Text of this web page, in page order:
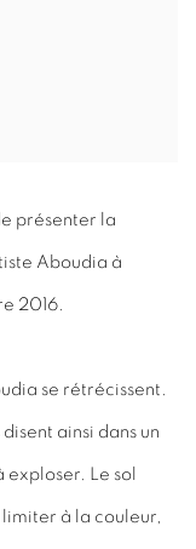
présenter la
Aboudia à
2016.
se rétrécissent.
ainsi dans un
Le sol
à la couleur,